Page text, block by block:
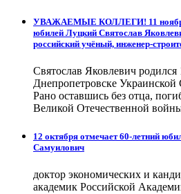
УВАЖАЕМЫЕ КОЛЛЕГИ! 11 ноября
юбилей Луцкий Святослав
российский учёный, инженер-
Святослав Яковлевич родился
Днепропетровске
Рано оставшись без отца,
Великой Отечественной
12 октября отмечает 60-летний
Самуилович
доктор экономических и
академик Российской